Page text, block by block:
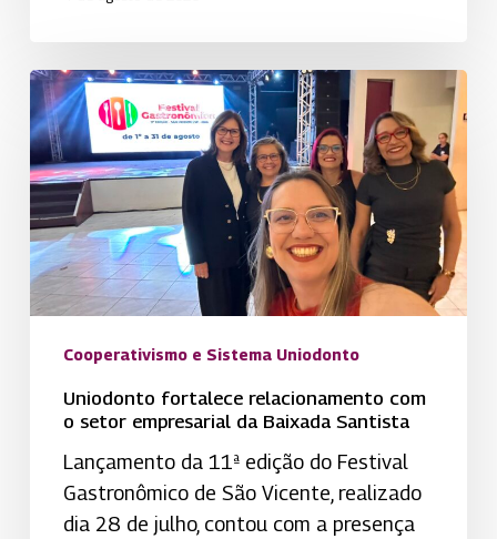
Uniodonto
fortalece
relacionamento
com
o
setor
empresarial
da
Santista
Cooperativismo e Sistema Uniodonto
Uniodonto fortalece relacionamento com
o setor empresarial da Baixada Santista
Lançamento da 11ª edição do Festival
Gastronômico de São Vicente, realizado
dia 28 de julho, contou com a presença